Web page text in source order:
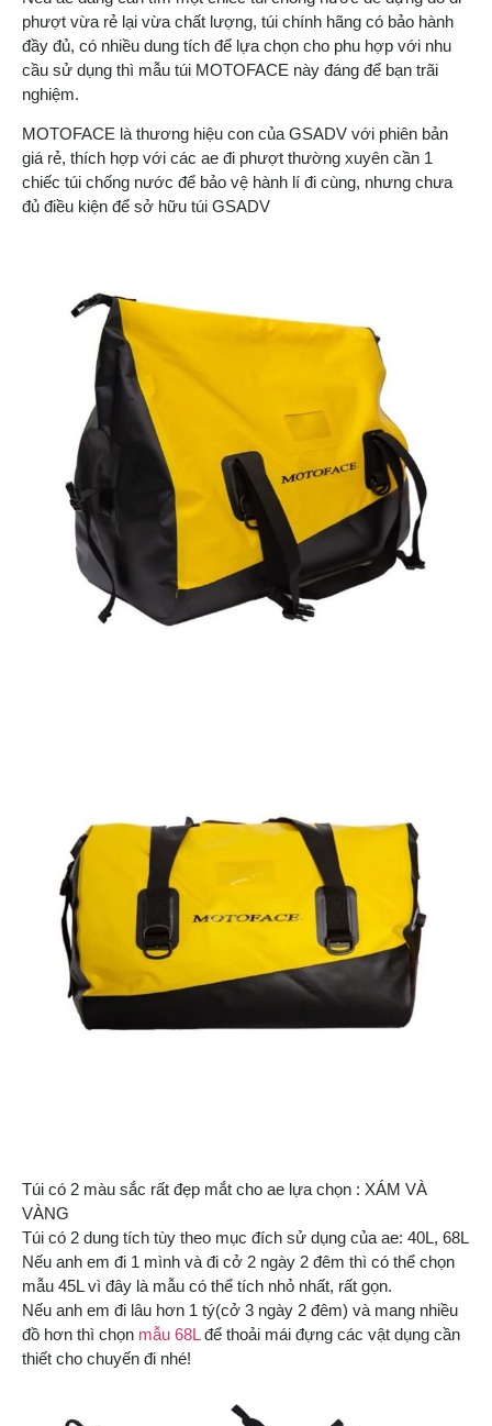
phượt vừa rẻ lại vừa chất lượng, túi chính hãng có bảo hành
đầy đủ, có nhiều dung tích để lựa chọn cho phu hợp với nhu
cầu sử dụng thì mẫu túi MOTOFACE này đáng để bạn trãi
nghiệm.
MOTOFACE là thương hiệu con của GSADV với phiên bản
giá rẻ, thích hợp với các ae đi phượt thường xuyên cần 1
chiếc túi chống nước để bảo vệ hành lí đi cùng, nhưng chưa
đủ điều kiện để sở hữu túi GSADV
Túi có 2 màu sắc rất đẹp mắt cho ae lựa chọn : XÁM VÀ
VÀNG
Túi có 2 dung tích tùy theo mục đích sử dụng của ae: 40L, 68L
Nếu anh em đi 1 mình và đi cở 2 ngày 2 đêm thì có thể chọn
mẫu 45L vì đây là mẫu có thể tích nhỏ nhất, rất gọn.
Nếu anh em đi lâu hơn 1 tý(cở 3 ngày 2 đêm) và mang nhiều
đồ hơn thì chọn mẫu 68Lđể thoải mái đựng các vật dụng cần
thiết cho chuyến đi nhé!